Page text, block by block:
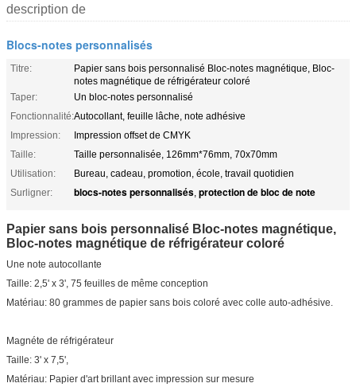
description de
Blocs-notes personnalisés
Titre:
Papier sans bois personnalisé Bloc-notes magnétique, Bloc-
notes magnétique de réfrigérateur coloré
Taper:
Un bloc-notes personnalisé
Fonctionnalité:Autocollant, feuille lâche, note adhésive
Impression:
Impression offset de CMYK
Taille:
Taille personnalisée, 126mm*76mm, 70x70mm
Utilisation:
Bureau, cadeau, promotion, école, travail quotidien
Surligner:
blocs-notes personnalisés, protection de bloc de note
Papier sans bois personnalisé Bloc-notes magnétique,
Bloc-notes magnétique de réfrigérateur coloré
Une note autocollante
Taille: 2,5' x 3', 75 feuilles de même conception
Matériau: 80 grammes de papier sans bois coloré avec colle auto-adhésive.
Magnéte de réfrigérateur
Taille: 3' x 7,5',
Matériau: Papier d'art brillant avec impression sur mesure